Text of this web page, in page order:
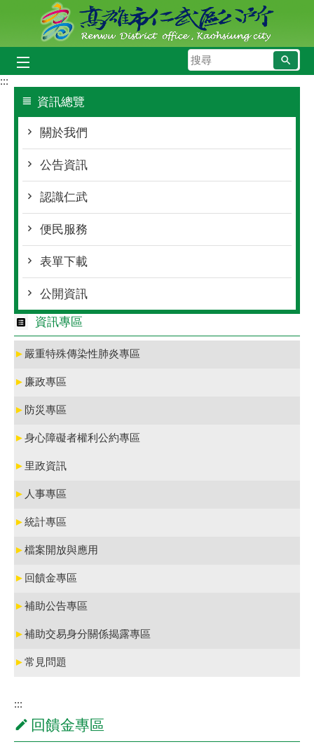
跳到主要內容區塊
搜
尋
:::
資訊總覽
關於我們
公告資訊
認識仁武
便民服務
表單下載
公開資訊
資訊專區
► 嚴重特殊傳染性肺炎專區
► 廉政專區
► 防災專區
►身心障礙者權利公約專區
► 里政資訊
► 人事專區
►統計專區
►檔案開放與應用
► 回饋金專區
►補助公告專區
►補助交易身分關係揭露專區
►常見問題
:::
回饋金專區